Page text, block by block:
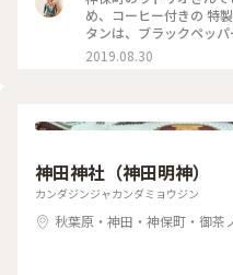
らは、バータイムがス
間」 神保町にゆかりの
木賞の発表を待ったと
愛され続けてきた、と
め、コーヒー付きの 特
タンは、ブラックペッ
り炒めてあるためか、
玉ねぎ。大人のナポリ
茶店 #純喫茶
2019.08.30
神田神社（神田明神）
カンダジンジャカンダミョウジン
秋葉原・神田・神保町・御茶